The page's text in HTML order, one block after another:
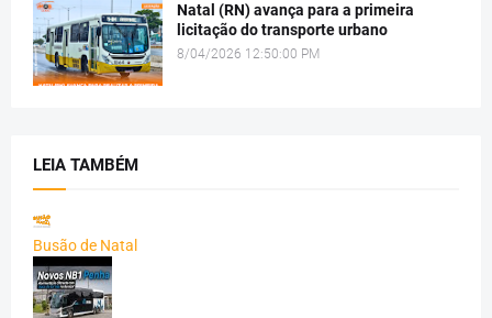
Natal (RN) avança para a primeira
licitação do transporte urbano
8/04/2026 12:50:00 PM
LEIA TAMBÉM
Busão de Natal